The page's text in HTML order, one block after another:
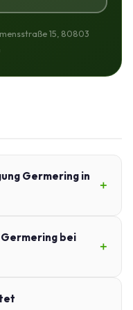
15, 80803
Germering in
bei